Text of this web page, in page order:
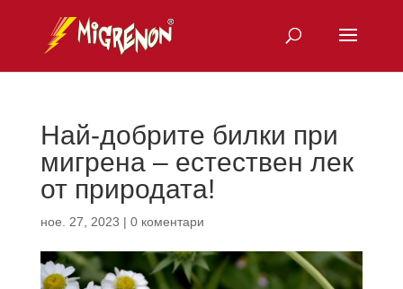
Най-добрите билки при
мигрена – естествен лек
от природата!
ное. 27, 2023 | 0 коментари